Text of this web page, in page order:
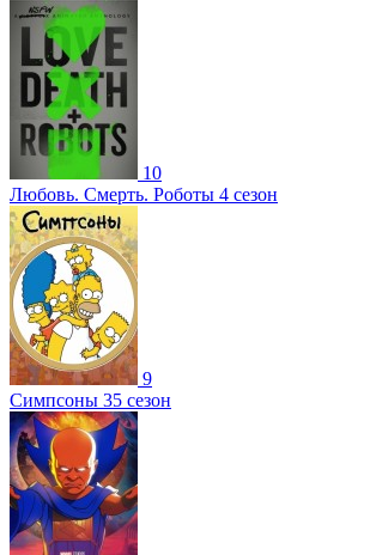
10
Любовь. Смерть. Роботы 4 сезон
9
Симпсоны 35 сезон